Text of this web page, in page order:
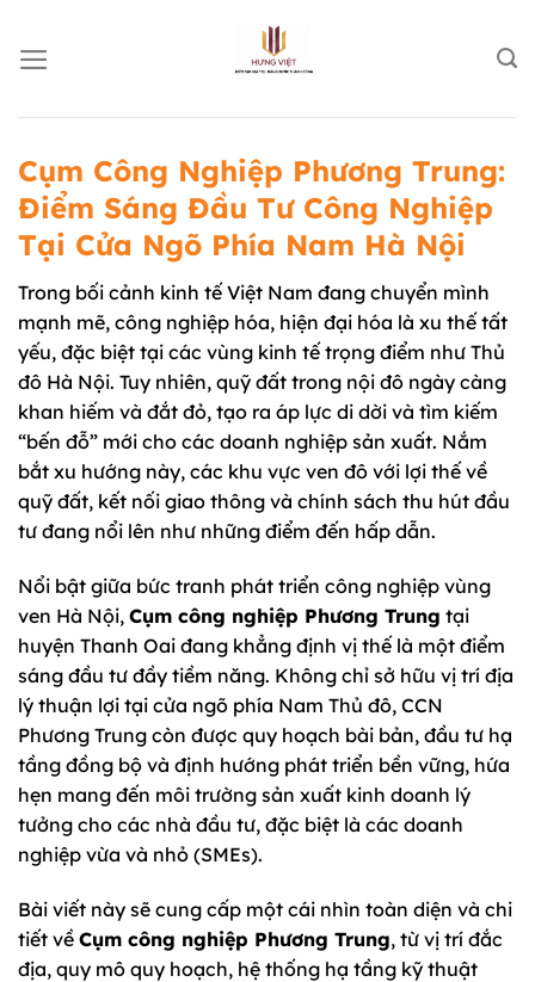
đến
nội
Cụm Công Nghiệp Phương Trung:
Điểm Sáng Đầu Tư Công Nghiệp
Tại Cửa Ngõ Phía Nam Hà Nội
Trong bối cảnh kinh tế Việt Nam đang chuyển mình
mạnh mẽ, công nghiệp hóa, hiện đại hóa là xu thế tất
yếu, đặc biệt tại các vùng kinh tế trọng điểm như Thủ
đô Hà Nội. Tuy nhiên, quỹ đất trong nội đô ngày càng
khan hiếm và đắt đỏ, tạo ra áp lực di dời và tìm kiếm
“bến đỗ” mới cho các doanh nghiệp sản xuất. Nắm
bắt xu hướng này, các khu vực ven đô với lợi thế về
quỹ đất, kết nối giao thông và chính sách thu hút đầu
tư đang nổi lên như những điểm đến hấp dẫn.
Nổi bật giữa bức tranh phát triển công nghiệp vùng
ven Hà Nội, Cụm công nghiệp Phương Trung tại
huyện Thanh Oai đang khẳng định vị thế là một điểm
sáng đầu tư đầy tiềm năng. Không chỉ sở hữu vị trí địa
lý thuận lợi tại cửa ngõ phía Nam Thủ đô, CCN
Phương Trung còn được quy hoạch bài bản, đầu tư hạ
tầng đồng bộ và định hướng phát triển bền vững, hứa
hẹn mang đến môi trường sản xuất kinh doanh lý
tưởng cho các nhà đầu tư, đặc biệt là các doanh
nghiệp vừa và nhỏ (SMEs).
Bài viết này sẽ cung cấp một cái nhìn toàn diện và chi
tiết về Cụm công nghiệp Phương Trung, từ vị trí đắc
địa, quy mô quy hoạch, hệ thống hạ tầng kỹ thuật